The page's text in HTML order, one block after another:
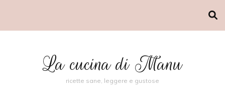
La cucina di Manu
ricette sane, leggere e gustose